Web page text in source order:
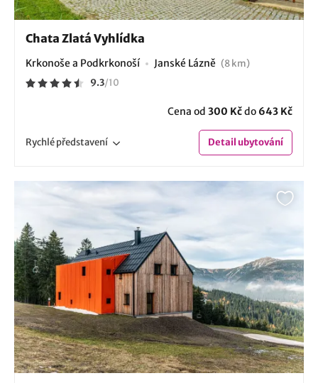
Chata Zlatá Vyhlídka
Krkonoše a Podkrkonoší Janské Lázně (8 km)
9.3/10
Cena od 300 Kčdo 643 Kč
Rychlépředstavení Detailubytování